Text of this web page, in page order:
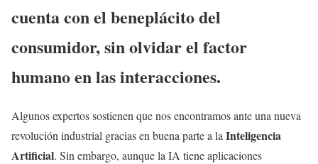
cuenta con el beneplácito del
consumidor, sin olvidar el factor
humano en las interacciones.
Algunos expertos sostienen que nos encontramos ante una nueva
revolución industrial gracias en buena parte a la Inteligencia
Artificial. Sin embargo, aunque la IA tiene aplicaciones